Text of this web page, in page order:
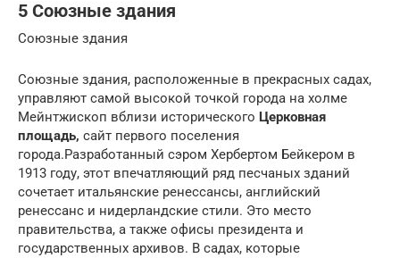
5 Союзные здания
Союзные здания
Союзные здания, расположенные в прекрасных садах,
управляют самой высокой точкой города на холме
Мейнтжископ вблизи исторического Церковная
площадь, сайт первого поселения
города.Разработанный сэром Хербертом Бейкером в
1913 году, этот впечатляющий ряд песчаных зданий
сочетает итальянские ренессансы, английский
ренессанс и нидерландские стили. Это место
правительства, а также офисы президента и
государственных архивов. В садах, которые